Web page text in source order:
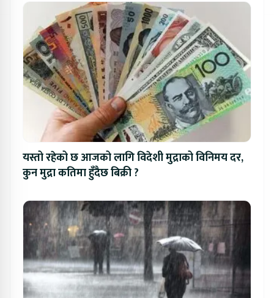
यस्तो रहेको छ आजको लागि विदेशी मुद्राको विनिमय दर,
कुन मुद्रा कतिमा हुँदैछ बिक्री ?